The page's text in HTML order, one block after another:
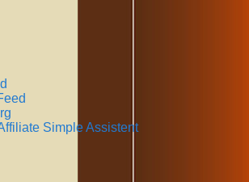
Simple Assistent